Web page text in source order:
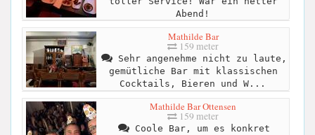
Abend!
Mathilde Bar
159 meter
Sehr angenehme nicht zu laute,
gemütliche Bar mit klassischen
Cocktails, Bieren und W...
Mathilde Bar Ottensen
159 meter
Coole Bar, um es konkret